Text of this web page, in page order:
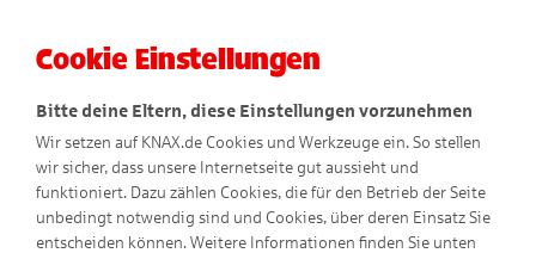
Cookie Einstellungen
Bitte deine Eltern, diese Einstellungen vorzunehmen
Wir setzen auf KNAX.de Cookies und Werkzeuge ein. So stellen
wir sicher, dass unsere Internetseite gut aussieht und
funktioniert. Dazu zählen Cookies, die für den Betrieb der Seite
unbedingt notwendig sind und Cookies, über deren Einsatz Sie
entscheiden können. Weitere Informationen finden Sie unten